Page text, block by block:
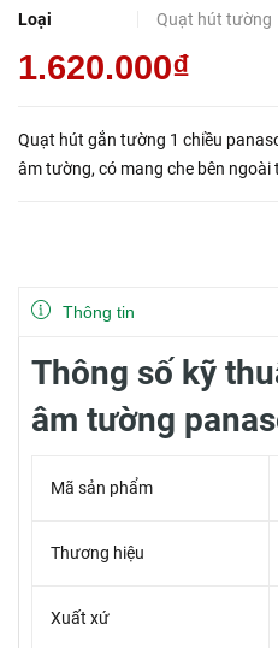
Loại
Quạt hút tường
1.620.000₫
Quạt hút gắn tường 1 chiều
âm tường, có mang che bên ngoài
Thông tin
Thông số kỹ
âm tường
Mã sản phẩm
Thương hiệu
Xuất xứ